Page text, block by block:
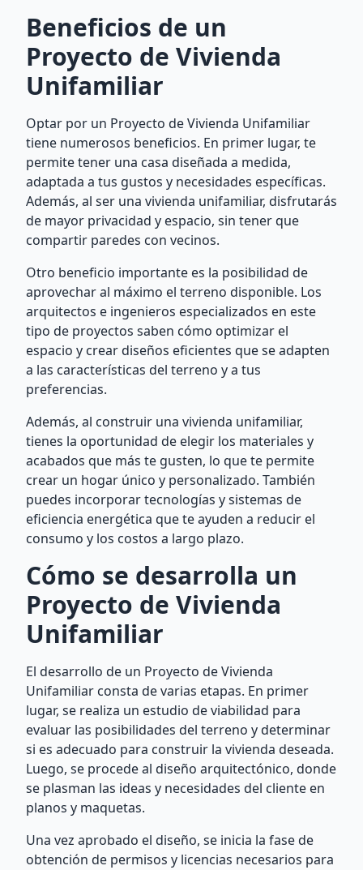
Beneficios de un
Proyecto de Vivienda
Unifamiliar
Optar por un Proyecto de Vivienda Unifamiliar
tiene numerosos beneficios. En primer lugar, te
permite tener una casa diseñada a medida,
adaptada a tus gustos y necesidades específicas.
Además, al ser una vivienda unifamiliar, disfrutarás
de mayor privacidad y espacio, sin tener que
compartir paredes con vecinos.
Otro beneficio importante es la posibilidad de
aprovechar al máximo el terreno disponible. Los
arquitectos e ingenieros especializados en este
tipo de proyectos saben cómo optimizar el
espacio y crear diseños eficientes que se adapten
a las características del terreno y a tus
preferencias.
Además, al construir una vivienda unifamiliar,
tienes la oportunidad de elegir los materiales y
acabados que más te gusten, lo que te permite
crear un hogar único y personalizado. También
puedes incorporar tecnologías y sistemas de
eficiencia energética que te ayuden a reducir el
consumo y los costos a largo plazo.
Cómo se desarrolla un
Proyecto de Vivienda
Unifamiliar
El desarrollo de un Proyecto de Vivienda
Unifamiliar consta de varias etapas. En primer
lugar, se realiza un estudio de viabilidad para
evaluar las posibilidades del terreno y determinar
si es adecuado para construir la vivienda deseada.
Luego, se procede al diseño arquitectónico, donde
se plasman las ideas y necesidades del cliente en
planos y maquetas.
Una vez aprobado el diseño, se inicia la fase de
obtención de permisos y licencias necesarios para